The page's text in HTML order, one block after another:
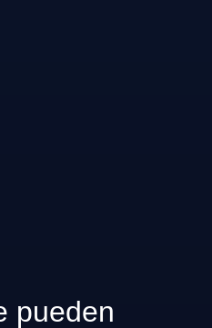
pueden